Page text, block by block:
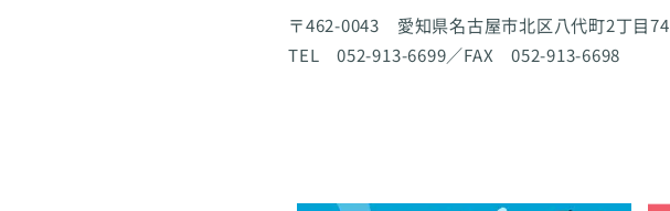
〒462-0043 愛知県名古屋市北区八代町2丁目74
TEL 052-913-6699／FAX 052-913-6698